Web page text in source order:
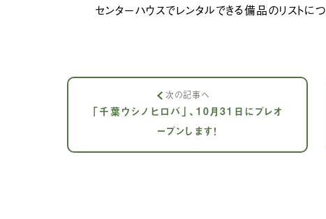
センターハウスでレンタルできる備品のリストに
次の記事へ
「千葉ウシノヒロバ」、10月31日にプレオ
ープンします！